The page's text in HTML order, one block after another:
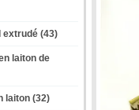
extrudé (43)
laiton de
laiton (32)